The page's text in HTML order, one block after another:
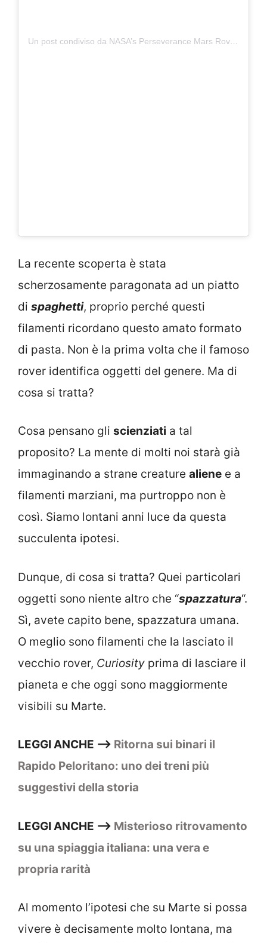
Un post condiviso da NASA’s Perseverance Mars Rover (@perseverance.mars)
La recente scoperta è stata
scherzosamente paragonata ad un piatto
di spaghetti, proprio perché questi
filamenti ricordano questo amato formato
di pasta. Non è la prima volta che il famoso
rover identifica oggetti del genere. Ma di
cosa si tratta?
Cosa pensano gli scienziati a tal
proposito? La mente di molti noi starà già
immaginando a strane creature aliene e a
filamenti marziani, ma purtroppo non è
così. Siamo lontani anni luce da questa
succulenta ipotesi.
Dunque, di cosa si tratta? Quei particolari
oggetti sono niente altro che “spazzatura“.
Sì, avete capito bene, spazzatura umana.
O meglio sono filamenti che la lasciato il
vecchio rover, Curiosity prima di lasciare il
pianeta e che oggi sono maggiormente
visibili su Marte.
LEGGI ANCHE –> Ritorna sui binari il
Rapido Peloritano: uno dei treni più
suggestivi della storia
LEGGI ANCHE –> Misterioso ritrovamento
su una spiaggia italiana: una vera e
propria rarità
Al momento l’ipotesi che su Marte si possa
vivere è decisamente molto lontana, ma